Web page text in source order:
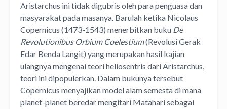
Aristarchus ini tidak digubris oleh para penguasa dan
masyarakat pada masanya. Barulah ketika Nicolaus
Copernicus (1473-1543) menerbitkan buku De
Revolutionibus Orbium Coelestium(Revolusi Gerak
Edar Benda Langit) yang merupakan hasil kajian
ulangnya mengenai teori heliosentris dari Aristarchus,
teori ini dipopulerkan. Dalam bukunya tersebut
Copernicus menyajikan model alam semesta di mana
planet-planet beredar mengitari Matahari sebagai